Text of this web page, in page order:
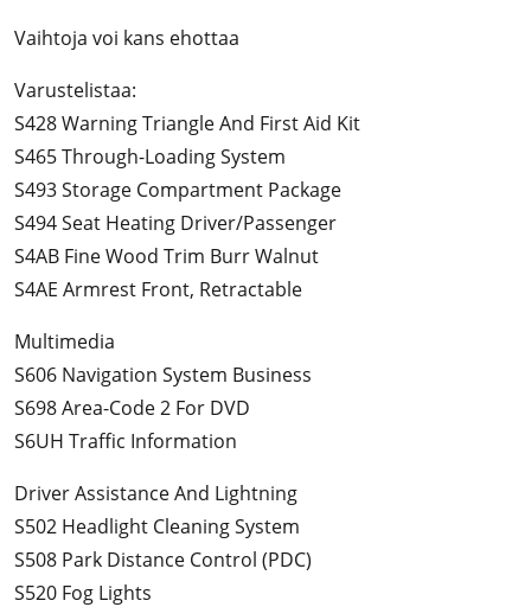
Vaihtoja voi kans ehottaa
Varustelistaa:
S428 Warning Triangle And First Aid Kit
S465 Through-Loading System
S493 Storage Compartment Package
S494 Seat Heating Driver/Passenger
S4AB Fine Wood Trim Burr Walnut
S4AE Armrest Front, Retractable
Multimedia
S606 Navigation System Business
S698 Area-Code 2 For DVD
S6UH Traffic Information
Driver Assistance And Lightning
S502 Headlight Cleaning System
S508 Park Distance Control (PDC)
S520 Fog Lights